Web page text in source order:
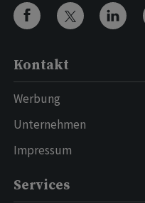
Kontakt
Werbung
Unternehmen
Impressum
Services